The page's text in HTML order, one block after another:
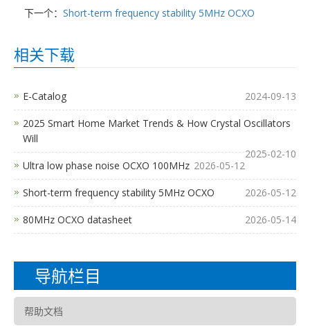
下一个： Short-term frequency stability 5MHz OCXO
相关下载
E-Catalog 2024-09-13
2025 Smart Home Market Trends & How Crystal Oscillators
Will
2025-02-10
Ultra low phase noise OCXO 100MHz 2026-05-12
Short-term frequency stability 5MHz OCXO 2026-05-12
80MHz OCXO datasheet 2026-05-14
导航栏目
帮助文档